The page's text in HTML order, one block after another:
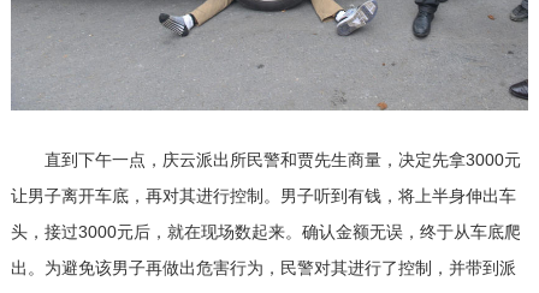
直到下午一点，庆云派出所民警和贾先生商量，决定先拿3000元
让男子离开车底，再对其进行控制。男子听到有钱，将上半身伸出车
头，接过3000元后，就在现场数起来。确认金额无误，终于从车底爬
出。为避免该男子再做出危害行为，民警对其进行了控制，并带到派